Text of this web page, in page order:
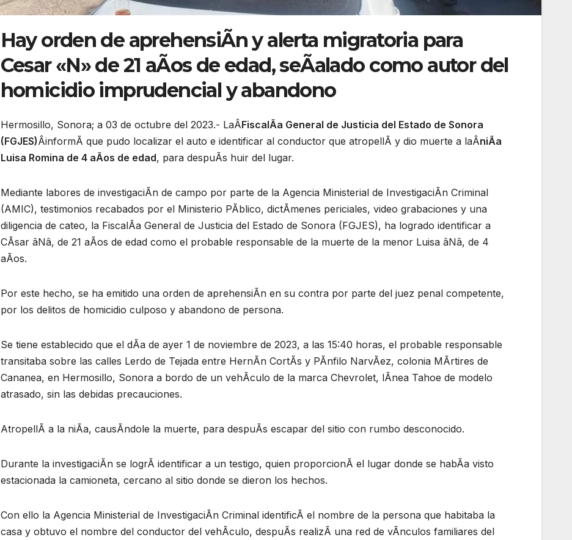
Hay orden de aprehensiÃn y alerta migratoria para
Cesar «N» de 21 aÃos de edad, seÃalado como autor del
homicidio imprudencial y abandono
Hermosillo, Sonora; a 03 de octubre del 2023.- LaÂFiscalÃa General de Justicia del Estado de Sonora
(FGJES)ÂinformÃ que pudo localizar el auto e identificar al conductor que atropellÃ y dio muerte a laÂniÃa
Luisa Romina de 4 aÃos de edad, para despuÃs huir del lugar.
Mediante labores de investigaciÃn de campo por parte de la Agencia Ministerial de InvestigaciÃn Criminal
(AMIC), testimonios recabados por el Ministerio PÃblico, dictÃmenes periciales, video grabaciones y una
diligencia de cateo, la FiscalÃa General de Justicia del Estado de Sonora (FGJES), ha logrado identificar a
CÃsar âNâ, de 21 aÃos de edad como el probable responsable de la muerte de la menor Luisa âNâ, de 4
aÃos.
Por este hecho, se ha emitido una orden de aprehensiÃn en su contra por parte del juez penal competente,
por los delitos de homicidio culposo y abandono de persona.
Se tiene establecido que el dÃa de ayer 1 de noviembre de 2023, a las 15:40 horas, el probable responsable
transitaba sobre las calles Lerdo de Tejada entre HernÃn CortÃs y PÃnfilo NarvÃez, colonia MÃrtires de
Cananea, en Hermosillo, Sonora a bordo de un vehÃculo de la marca Chevrolet, lÃnea Tahoe de modelo
atrasado, sin las debidas precauciones.
AtropellÃ a la niÃa, causÃndole la muerte, para despuÃs escapar del sitio con rumbo desconocido.
Durante la investigaciÃn se logrÃ identificar a un testigo, quien proporcionÃ el lugar donde se habÃa visto
estacionada la camioneta, cercano al sitio donde se dieron los hechos.
Con ello la Agencia Ministerial de InvestigaciÃn Criminal identificÃ el nombre de la persona que habitaba la
casa y obtuvo el nombre del conductor del vehÃculo, despuÃs realizÃ una red de vÃnculos familiares del